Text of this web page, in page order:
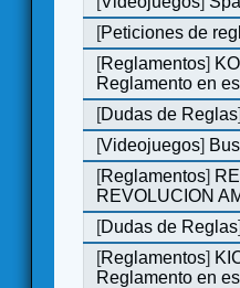
[Peticiones de
[Reglamentos]
Reglamento en
[Dudas de Reglas
[Videojuegos]
[Reglamentos]
REVOLUCION
[Dudas de Reglas]
[Reglamentos]
Reglamento en